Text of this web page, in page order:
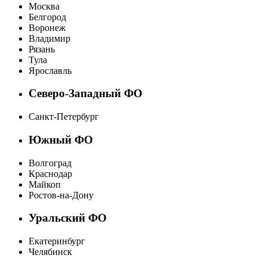
Москва
Белгород
Воронеж
Владимир
Рязань
Тула
Ярославль
Северо-Западный ФО
Санкт-Петербург
Южный ФО
Волгоград
Краснодар
Майкоп
Ростов-на-Дону
Уральский ФО
Екатеринбург
Челябинск